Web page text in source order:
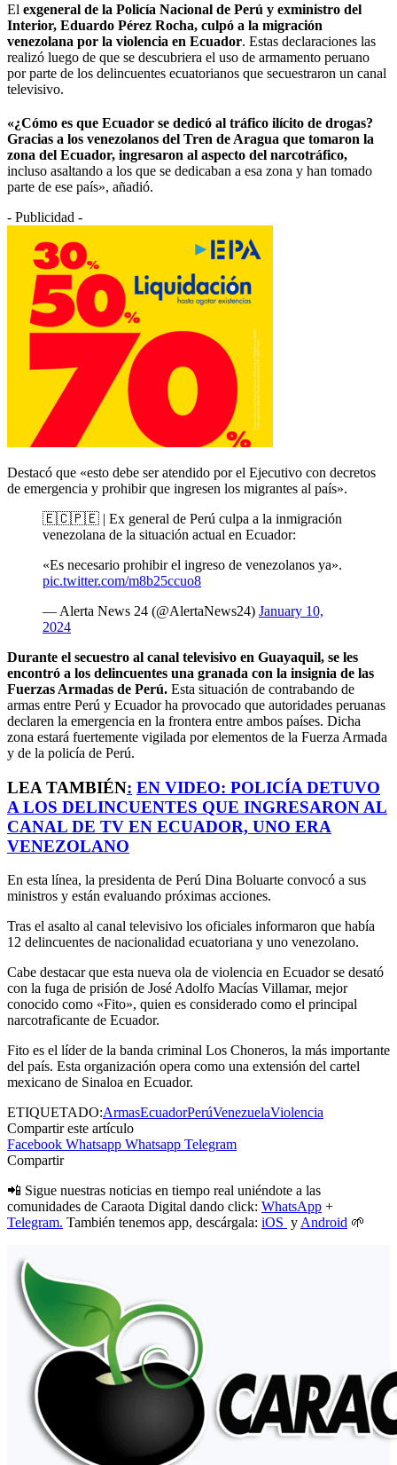
El exgeneral de la Policía Nacional de Perú y exministro del
Interior, Eduardo Pérez Rocha, culpó a la migración
venezolana por la violencia en Ecuador. Estas declaraciones las
realizó luego de que se descubriera el uso de armamento peruano
por parte de los delincuentes ecuatorianos que secuestraron un canal
televisivo.
«¿Cómo es que Ecuador se dedicó al tráfico ilícito de drogas?
Gracias a los venezolanos del Tren de Aragua que tomaron la
zona del Ecuador, ingresaron al aspecto del narcotráfico,
incluso asaltando a los que se dedicaban a esa zona y han tomado
parte de ese país», añadió.
- Publicidad -
Destacó que «esto debe ser atendido por el Ejecutivo con decretos
de emergencia y prohibir que ingresen los migrantes al país».
🇪🇨🇵🇪 | Ex general de Perú culpa a la inmigración
venezolana de la situación actual en Ecuador:
«Es necesario prohibir el ingreso de venezolanos ya».
pic.twitter.com/m8b25ccuo8
— Alerta News 24 (@AlertaNews24) January 10,
2024
Durante el secuestro al canal televisivo en Guayaquil, se les
encontró a los delincuentes una granada con la insignia de las
Fuerzas Armadas de Perú. Esta situación de contrabando de
armas entre Perú y Ecuador ha provocado que autoridades peruanas
declaren la emergencia en la frontera entre ambos países. Dicha
zona estará fuertemente vigilada por elementos de la Fuerza Armada
y de la policía de Perú.
LEA TAMBIÉN: EN VIDEO: POLICÍA DETUVO
A LOS DELINCUENTES QUE INGRESARON AL
CANAL DE TV EN ECUADOR, UNO ERA
VENEZOLANO
En esta línea, la presidenta de Perú Dina Boluarte convocó a sus
ministros y están evaluando próximas acciones.
Tras el asalto al canal televisivo los oficiales informaron que había
12 delincuentes de nacionalidad ecuatoriana y uno venezolano.
Cabe destacar que esta nueva ola de violencia en Ecuador se desató
con la fuga de prisión de José Adolfo Macías Villamar, mejor
conocido como «Fito», quien es considerado como el principal
narcotraficante de Ecuador.
Fito es el líder de la banda criminal Los Choneros, la más importante
del país. Esta organización opera como una extensión del cartel
mexicano de Sinaloa en Ecuador.
ETIQUETADO:ArmasEcuadorPerúVenezuelaViolencia
Compartir este artículo
Facebook Whatsapp Whatsapp Telegram
Compartir
📲 Sigue nuestras noticias en tiempo real uniéndote a las
comunidades de Caraota Digital dando click: WhatsApp +
Telegram. También tenemos app, descárgala: iOS y Android 🌱